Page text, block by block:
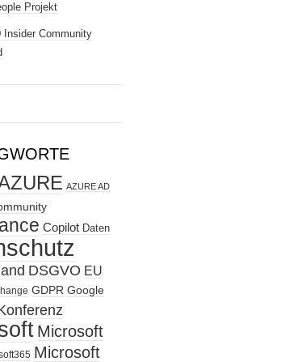
Projekt
Insider Community
AZURE AD
Copilot Daten
DSGVO EU
GDPR Google
Microsoft
Microsoft